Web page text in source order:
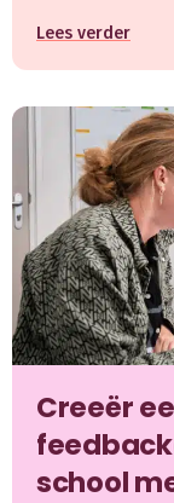
Lees verder
Creeër
school